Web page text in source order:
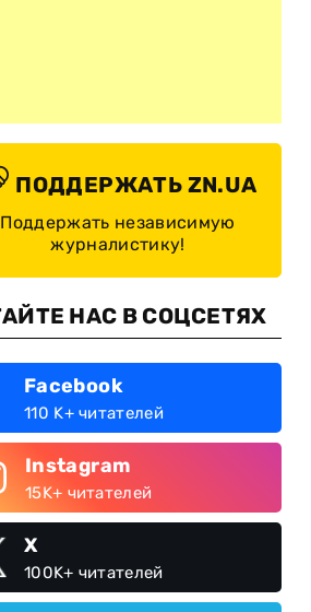
ПОДДЕРЖАТЬ ZN.UA
Поддержать независимую
журналистику!
НАС В СОЦСЕТЯХ
Facebook
110 K+ читателей
Instagram
15K+ читателей
X
100K+ читателей